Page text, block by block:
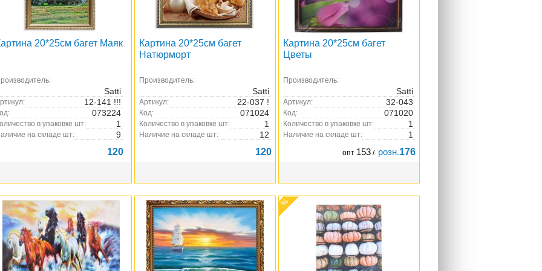
20*25см багет Маяк
Satti
12-141 !!!
073224
в упаковке шт: 1
на складе шт: 9
120
Картина 20*25см багет
Натюрморт
Производитель:
Satti
Артикул: 22-037 !
Код: 071024
Количество в упаковке шт: 1
Наличие на складе шт: 12
120
Картина 20*25см багет
Цветы
Производитель:
Satti
Артикул: 32-043
Код: 071020
Количество в упаковке шт: 1
Наличие на складе шт: 1
опт 153 / розн.176
%